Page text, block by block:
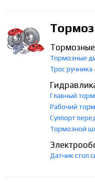
Тормозные
Трос ручника
Главный
Рабочий
Суппорт
Тормозной
Датчик стоп